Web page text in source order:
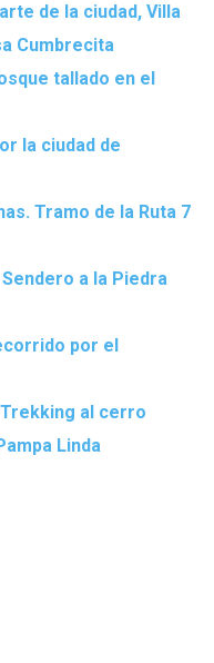
de la ciudad, Villa
Cumbrecita
tallado en el
la ciudad de
Tramo de la Ruta 7
Sendero a la Piedra
por el
Trekking al cerro
Linda